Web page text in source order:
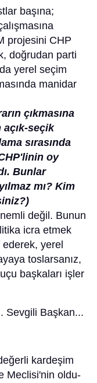
başına;
projesini CHP
doğrudan parti
yerel seçim
manidar
çıkmasına
seçik
sırasında
CHP'linin oy
Bunlar
mı? Kim
değil. Bunun
icra etmek
yerel
toslarsanız,
başkaları işler
Sevgili Başkan...
kardeşim
Meclisi'nin oldu-